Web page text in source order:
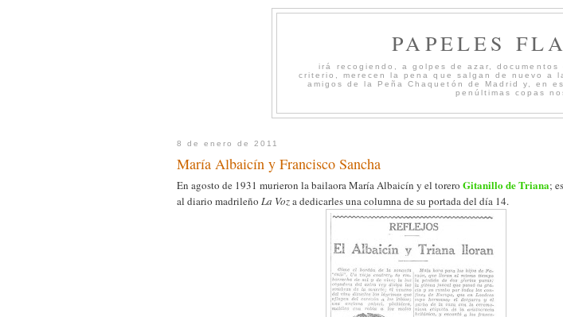
PAPELES
irá recogiendo, a golpes de azar,
criterio, merecen la pena que salgan de nuevo a
amigos de la Peña Chaquetón de Madrid y, en
penúltimas copas
8 de enero de 2011
María Albaicín y Francisco Sancha
En agosto de 1931 murieron la bailaora María Albaicín y el torero Gitanillo de Triana;
al diario madrileño La Voza dedicarles una columna de su portada del día 14.